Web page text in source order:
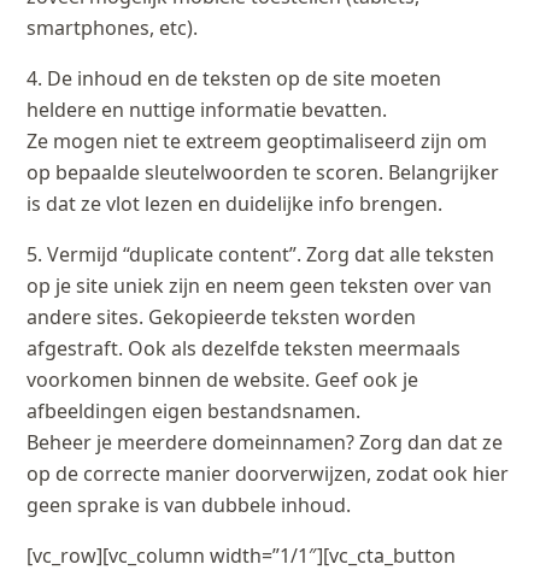
smartphones, etc).
4. De inhoud en de teksten op de site moeten
heldere en nuttige informatie bevatten.
Ze mogen niet te extreem geoptimaliseerd zijn om
op bepaalde sleutelwoorden te scoren. Belangrijker
is dat ze vlot lezen en duidelijke info brengen.
5. Vermijd “duplicate content”. Zorg dat alle teksten
op je site uniek zijn en neem geen teksten over van
andere sites. Gekopieerde teksten worden
afgestraft. Ook als dezelfde teksten meermaals
voorkomen binnen de website. Geef ook je
afbeeldingen eigen bestandsnamen.
Beheer je meerdere domeinnamen? Zorg dan dat ze
op de correcte manier doorverwijzen, zodat ook hier
geen sprake is van dubbele inhoud.
[vc_row][vc_column width=”1/1″][vc_cta_button